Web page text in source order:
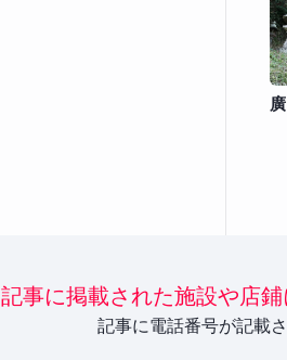
記事に掲載された施設や店鋪
記事に電話番号が記載